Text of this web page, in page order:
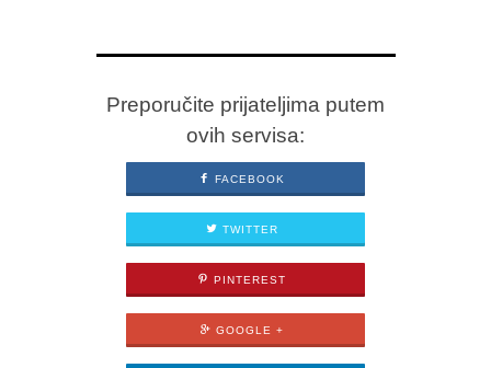
Preporučite prijateljima putem
ovih servisa:
FACEBOOK
TWITTER
PINTEREST
GOOGLE +